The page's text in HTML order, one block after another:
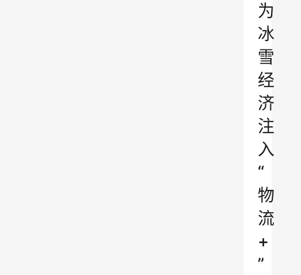
为
冰
雪
经
济
注
入
“
物
流
+
”